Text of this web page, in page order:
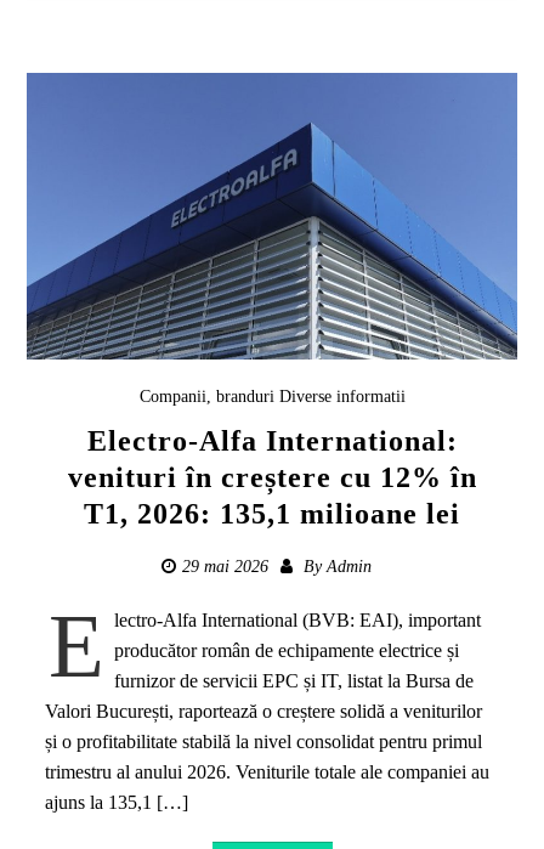
Companii, branduri Diverse informatii
Electro-Alfa International:
venituri în creștere cu 12% în
T1, 2026: 135,1 milioane lei
29 mai 2026 ByAdmin
E
lectro-Alfa International (BVB: EAI), important
producător român de echipamente electrice și
furnizor de servicii EPC și IT, listat la Bursa de
Valori București, raportează o creștere solidă a veniturilor
și o profitabilitate stabilă la nivel consolidat pentru primul
trimestru al anului 2026. Veniturile totale ale companiei au
ajuns la 135,1 […]